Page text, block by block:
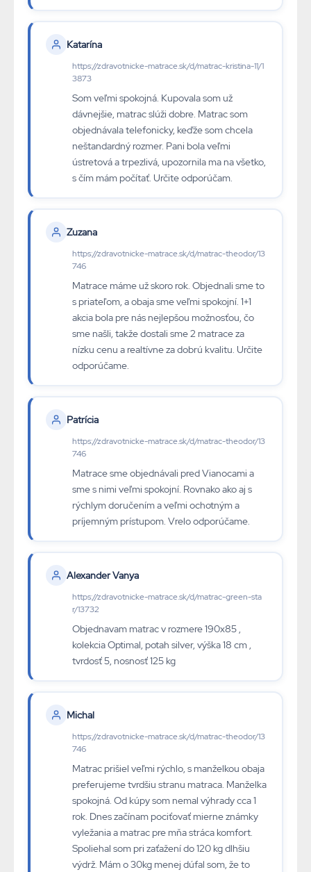
Katarína
https://zdravotnicke-matrace.sk/d/matrac-kristina-11/1
3873
Som veľmi spokojná. Kupovala som už
dávnejšie, matrac slúži dobre. Matrac som
objednávala telefonicky, keďže som chcela
neštandardný rozmer. Pani bola veľmi
ústretová a trpezlivá, upozornila ma na všetko,
s čím mám počítať. Určite odporúčam.
Zuzana
https://zdravotnicke-matrace.sk/d/matrac-theodor/13
746
Matrace máme už skoro rok. Objednali sme to
s priateľom, a obaja sme veľmi spokojní. 1+1
akcia bola pre nás nejlepšou možnosťou, čo
sme našli, takže dostali sme 2 matrace za
nízku cenu a realtívne za dobrú kvalitu. Určite
odporúčame.
Patrícia
https://zdravotnicke-matrace.sk/d/matrac-theodor/13
746
Matrace sme objednávali pred Vianocami a
sme s nimi veľmi spokojní. Rovnako ako aj s
rýchlym doručením a veľmi ochotným a
príjemným prístupom. Vrelo odporúčame.
Alexander Vanya
https://zdravotnicke-matrace.sk/d/matrac-green-sta
r/13732
Objednavam matrac v rozmere 190x85 ,
kolekcia Optimal, potah silver, výška 18 cm ,
tvrdosť 5, nosnosť 125 kg
Michal
https://zdravotnicke-matrace.sk/d/matrac-theodor/13
746
Matrac prišiel veľmi rýchlo, s manželkou obaja
preferujeme tvrdšiu stranu matraca. Manželka
spokojná. Od kúpy som nemal výhrady cca 1
rok. Dnes začínam pociťovať mierne známky
vyležania a matrac pre mňa stráca komfort.
Spoliehal som pri zaťažení do 120 kg dlhšiu
výdrž. Mám o 30kg menej dúfal som, že to